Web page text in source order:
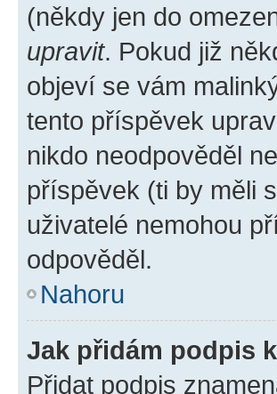
(někdy jen do
upravit. Pokud již
objeví se vám
tento příspěvek
nikdo neodpověděl
příspěvek (ti by měli
uživatelé nemohou
odpověděl.
Nahoru
Jak přidám podpis
Přidat podpis